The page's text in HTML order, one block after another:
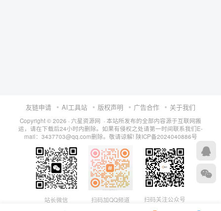
友链申请 AI工具站 版权声明 广告合作 关于我们
Copyright © 2026 · 六星资源网 · 本站所发布的全部内容源于互联网搬
运，请在下载后24小时内删除。如果有侵权之处请第一时间联系我们E-
mail：3437703@qq.com删除。敬请谅解! 陕ICP备2024040886号
站长微信 扫码加QQ频道 扫码关注公众号